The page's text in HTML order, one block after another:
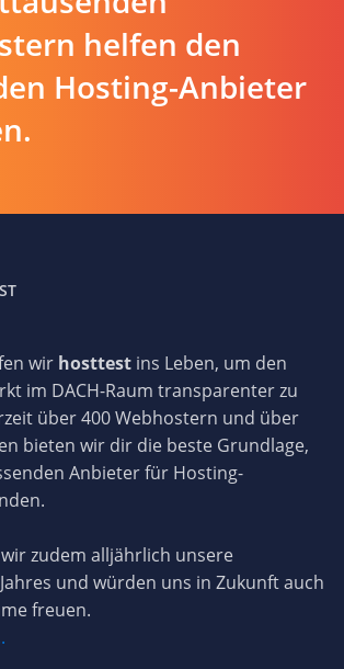
helfen den
Hosting-Anbieter
wir hosttest ins Leben, um den
im DACH-Raum transparenter zu
über 400 Webhostern und über
bieten wir dir die beste Grundlage,
Anbieter für Hosting-
zudem alljährlich unsere
und würden uns in Zukunft auch
freuen.